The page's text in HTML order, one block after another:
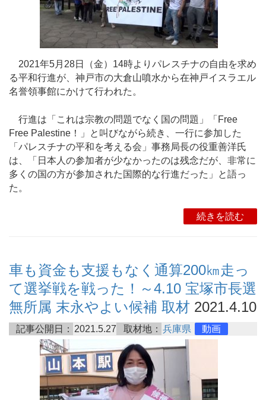
2021年5月28日（金）14時よりパレスチナの自由を求め
る平和行進が、神戸市の大倉山噴水から在神戸イスラエル
名誉領事館にかけて行われた。
行進は「これは宗教の問題でなく国の問題」「Free
Free Palestine！」と叫びながら続き、一行に参加した
「パレスチナの平和を考える会」事務局長の役重善洋氏
は、「日本人の参加者が少なかったのは残念だが、非常に
多くの国の方が参加された国際的な行進だった」と語っ
た。
続きを読む
車も資金も支援もなく通算200㎞走っ
て選挙戦を戦った！～4.10 宝塚市長選
無所属 末永やよい候補 取材 2021.4.10
記事公開日： 2021.5.27 取材地： 兵庫県 動画